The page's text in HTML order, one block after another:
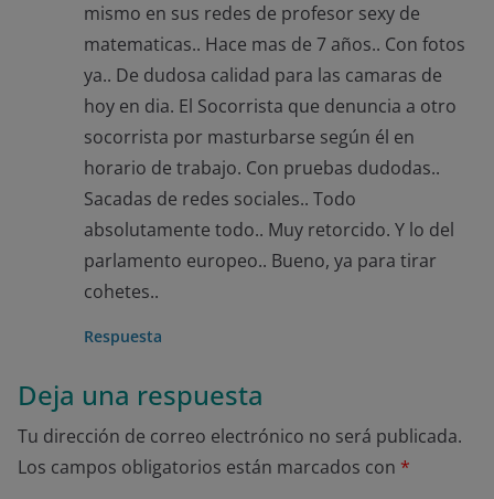
mismo en sus redes de profesor sexy de
matematicas.. Hace mas de 7 años.. Con fotos
ya.. De dudosa calidad para las camaras de
hoy en dia. El Socorrista que denuncia a otro
socorrista por masturbarse según él en
horario de trabajo. Con pruebas dudodas..
Sacadas de redes sociales.. Todo
absolutamente todo.. Muy retorcido. Y lo del
parlamento europeo.. Bueno, ya para tirar
cohetes..
Respuesta
Deja una respuesta
Tu dirección de correo electrónico no será publicada.
Los campos obligatorios están marcados con *